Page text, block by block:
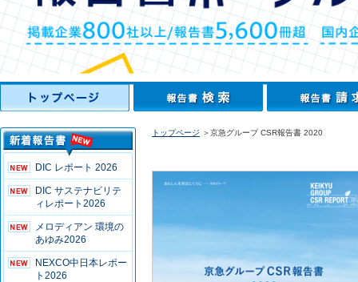
DIC レポート 2026
DIC サステナビリテ
ィレポート2026
メロディアン 環境の
あゆみ2026
NEXCO中日本レポー
ト2026
トップページ ＞京急グループ CSR報告書 2020